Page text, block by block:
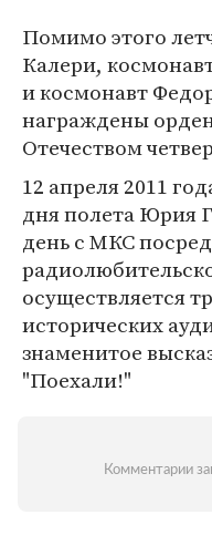
Помимо этого
Калери,
и космонавт
награждены
Отечеством
12 апреля 2011
дня полета Юрия
день с МКС
осуществляется
исторических
знаменитое
"Поехали!"
Комментарии